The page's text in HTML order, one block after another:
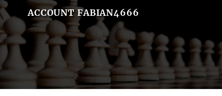
ACCOUNT FABIAN4666